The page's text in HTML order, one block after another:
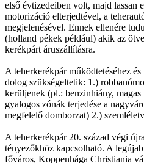
első évtizedeiben volt, majd lassan
motorizáció elterjedtével, a
megjelenésével. Ennek ellenére
(holland pékek például) akik az
kerékpárt áruszállításra.
A teherkerékpár működtetéséhez
dolog szükségeltetik: 1.)
kerüljenek (pl.: benzinhiány, magas
gyalogos zónák terjedése a
megfelelő domborzat) 2.)
A teherkerékpár 20. század végi
tényezőkhöz kapcsolható. A
főváros, Koppenhága Christiania